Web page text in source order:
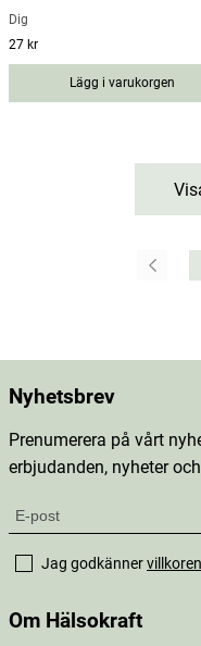
Dig
Pris
27 kr
Lägg i varukorgen
Nyhetsbrev
Prenumerera på vårt
erbjudanden, nyheter
Jag godkännervillkoren
Om Hälsokraft